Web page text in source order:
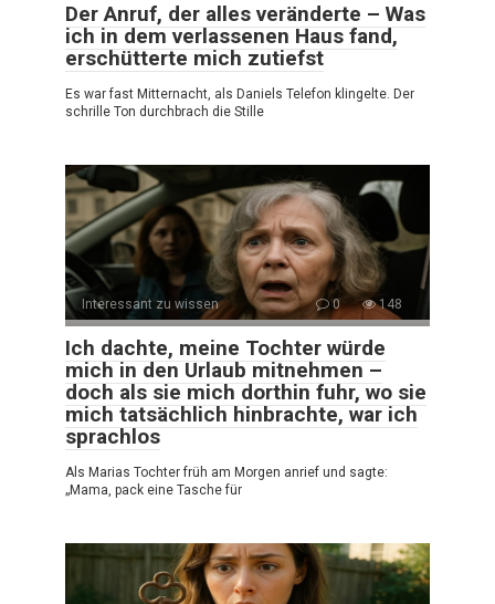
Der Anruf, der alles veränderte – Was
ich in dem verlassenen Haus fand,
erschütterte mich zutiefst
Es war fast Mitternacht, als Daniels Telefon klingelte. Der
schrille Ton durchbrach die Stille
Interessant zu wissen 0 148
Ich dachte, meine Tochter würde
mich in den Urlaub mitnehmen –
doch als sie mich dorthin fuhr, wo sie
mich tatsächlich hinbrachte, war ich
sprachlos
Als Marias Tochter früh am Morgen anrief und sagte:
„Mama, pack eine Tasche für